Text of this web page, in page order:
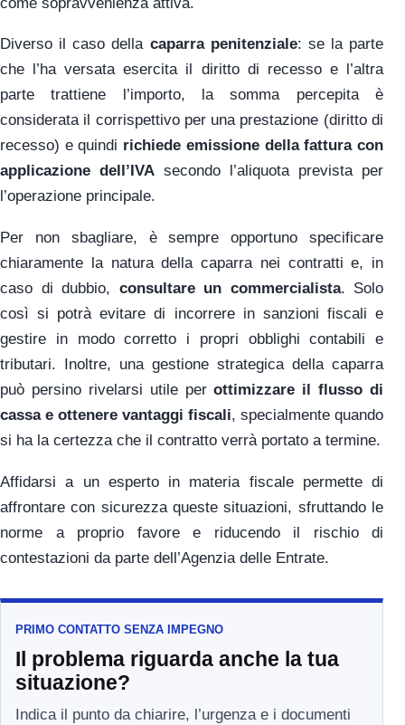
Diverso il caso della caparra penitenziale: se la parte
che l’ha versata esercita il diritto di recesso e l’altra
parte trattiene l’importo, la somma percepita è
considerata il corrispettivo per una prestazione (diritto di
recesso) e quindi richiede emissione della fattura con
applicazione dell’IVA secondo l’aliquota prevista per
l’operazione principale.
Per non sbagliare, è sempre opportuno specificare
chiaramente la natura della caparra nei contratti e, in
caso di dubbio, consultare un commercialista. Solo
così si potrà evitare di incorrere in sanzioni fiscali e
gestire in modo corretto i propri obblighi contabili e
tributari. Inoltre, una gestione strategica della caparra
può persino rivelarsi utile perottimizzare il flusso di
cassa e ottenere vantaggi fiscali, specialmente quando
si ha la certezza che il contratto verrà portato a termine.
Affidarsi a un esperto in materia fiscale permette di
affrontare con sicurezza queste situazioni, sfruttando le
norme a proprio favore e riducendo il rischio di
contestazioni da parte dell’Agenzia delle Entrate.
PRIMO CONTATTO SENZA IMPEGNO
Il problema riguarda anche la tua
situazione?
Indica il punto da chiarire, l’urgenza e i documenti